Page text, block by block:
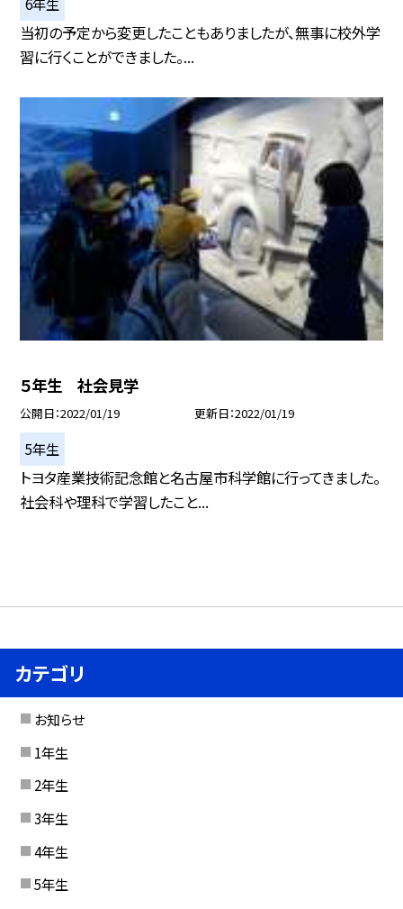
当初の予定から変更したこともありましたが、無事に校外学
習に行くことができました。...
５年生 社会見学
公開日 2022/01/19 更新日 2022/01/19
5年生
トヨタ産業技術記念館と名古屋市科学館に行ってきました。
社会科や理科で学習したこと...
カテゴリ
お知らせ
1年生
2年生
3年生
4年生
5年生